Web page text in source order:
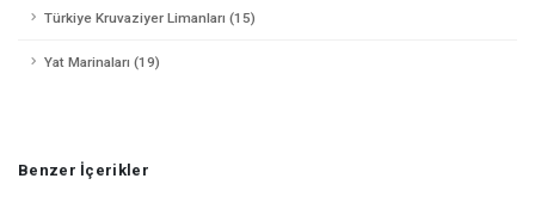
Türkiye Kruvaziyer Limanları (15)
Yat Marinaları (19)
Benzer İçerikler